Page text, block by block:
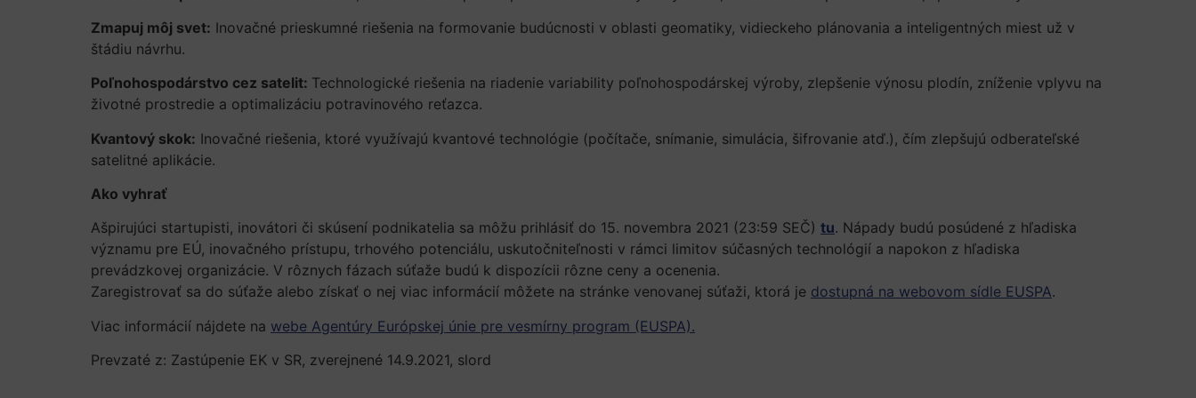
Zmapuj môj svet: Inovačné prieskumné riešenia na formovanie budúcnosti v oblasti geomatiky, vidieckeho plánovania a inteligentných miest už v
štádiu návrhu.
Poľnohospodárstvo cez satelit: Technologické riešenia na riadenie variability poľnohospodárskej výroby, zlepšenie výnosu plodín, zníženie vplyvu na
životné prostredie a optimalizáciu potravinového reťazca.
Kvantový skok: Inovačné riešenia, ktoré využívajú kvantové technológie (počítače, snímanie, simulácia, šifrovanie atď.), čím zlepšujú odberateľské
satelitné aplikácie.
Ako vyhrať
Ašpirujúci startupisti, inovátori či skúsení podnikatelia sa môžu prihlásiť do 15. novembra 2021 (23:59 SEČ) tu. Nápady budú posúdené z hľadiska
významu pre EÚ, inovačného prístupu, trhového potenciálu, uskutočniteľnosti v rámci limitov súčasných technológií a napokon z hľadiska
prevádzkovej organizácie. V rôznych fázach súťaže budú k dispozícii rôzne ceny a ocenenia.
Zaregistrovať sa do súťaže alebo získať o nej viac informácií môžete na stránke venovanej súťaži, ktorá je dostupná na webovom sídle EUSPA.
Viac informácií nájdete na webe Agentúry Európskej únie pre vesmírny program (EUSPA).
Prevzaté z: Zastúpenie EK v SR, zverejnené 14.9.2021, slord